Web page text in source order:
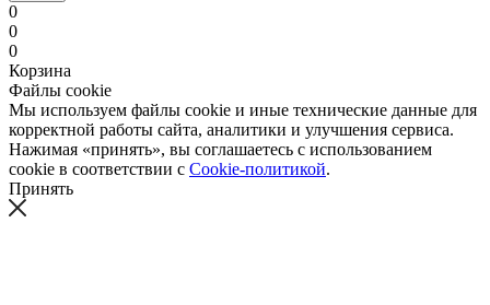
0
0
0
Корзина
Файлы cookie
Мы используем файлы cookie и иные технические данные для
корректной работы сайта, аналитики и улучшения сервиса.
Нажимая «принять», вы соглашаетесь с использованием
cookie в соответствии с Cookie-политикой.
Принять